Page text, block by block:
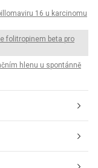
16 u karcinomu
folitropinem beta pro
hlenu u spontánně